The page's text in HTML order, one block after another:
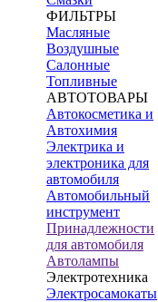
ФИЛЬТРЫ
Масляные
Воздушные
Салонные
Топливные
АВТОТОВАРЫ
Автокосметика и
Автохимия
Электрика и
электроника для
автомобиля
Автомобильный
инструмент
Принадлежности
для автомобиля
Автолампы
Электротехника
Электросамокаты